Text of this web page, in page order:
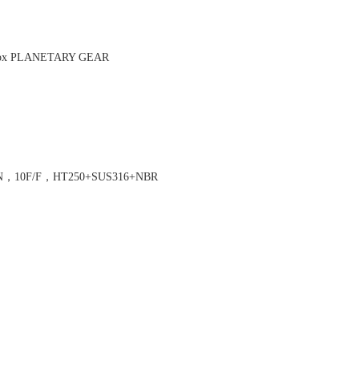
PLANETARY GEAR
10F/F，HT250+SUS316+NBR